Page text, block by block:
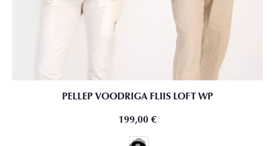
PELLEP VOODRIGA FLIIS LOFT WP
199,00 €